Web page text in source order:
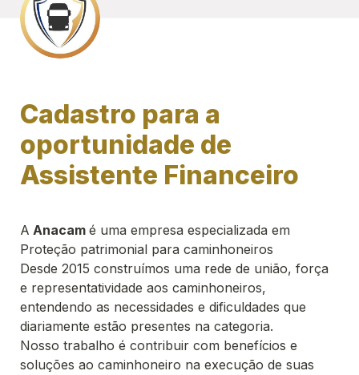
Cadastro para a
oportunidade de
Assistente Financeiro
A Anacam é uma empresa especializada em
Proteção patrimonial para caminhoneiros
Desde 2015 construímos uma rede de união, força
e representatividade aos caminhoneiros,
entendendo as necessidades e dificuldades que
diariamente estão presentes na categoria.
Nosso trabalho é contribuir com benefícios e
soluções ao caminhoneiro na execução de suas